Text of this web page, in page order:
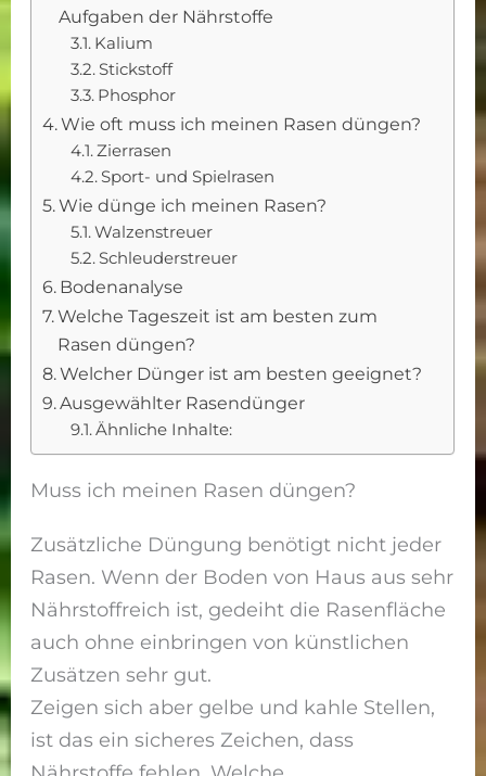
Aufgaben der Nährstoffe
Kalium
Stickstoff
Phosphor
Wie oft muss ich meinen Rasen düngen?
Zierrasen
Sport- und Spielrasen
Wie dünge ich meinen Rasen?
Walzenstreuer
Schleuderstreuer
Bodenanalyse
Welche Tageszeit ist am besten zum
Rasen düngen?
Welcher Dünger ist am besten geeignet?
Ausgewählter Rasendünger
Ähnliche Inhalte:
Muss ich meinen Rasen düngen?
Zusätzliche Düngung benötigt nicht jeder
Rasen. Wenn der Boden von Haus aus sehr
Nährstoffreich ist, gedeiht die Rasenfläche
auch ohne einbringen von künstlichen
Zusätzen sehr gut.
Zeigen sich aber gelbe und kahle Stellen,
ist das ein sicheres Zeichen, dass